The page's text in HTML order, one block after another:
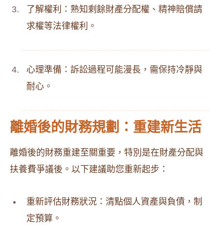
了解權利：熟知剩餘財產分配權、精神賠償請
求權等法律權利。
心理準備：訴訟過程可能漫長，需保持冷靜與
耐心。
離婚後的財務規劃：重建新生活
離婚後的財務重建至關重要，特別是在財產分配與
扶養費爭議後。以下建議助您重新起步：
重新評估財務狀況：清點個人資產與負債，制
定預算。